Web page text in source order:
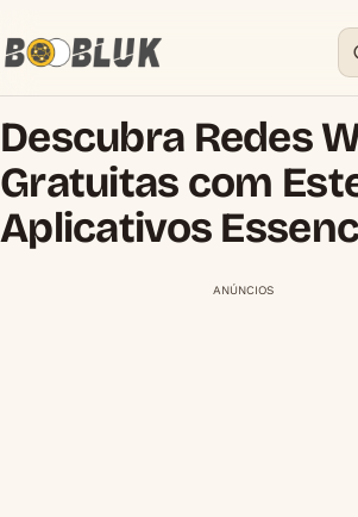
Descubra Redes
Gratuitas com
Aplicativos
ANÚNCIOS